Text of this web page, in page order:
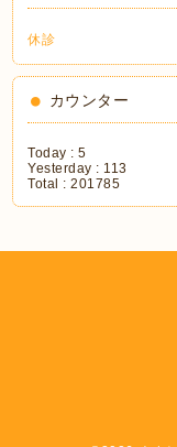
休診
カウンター
Today :5
Yesterday : 113
Total :201785